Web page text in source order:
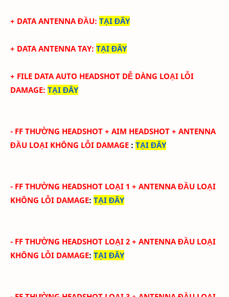
+ DATA ANTENNA ĐẦU: TẠI ĐÂY
+ DATA ANTENNA TAY: TẠI ĐÂY
+ FILE DATA AUTO HEADSHOT DỄ DÀNG LOẠI LỖI
DAMAGE: TẠI ĐÂY
- FF THƯỜNG HEADSHOT + AIM HEADSHOT + ANTENNA
ĐẦU LOẠI KHÔNG LỖI DAMAGE : TẠI ĐÂY
- FF THƯỜNG HEADSHOT LOẠI 1 + ANTENNA ĐẦU LOẠI
KHÔNG LỖI DAMAGE: TẠI ĐÂY
- FF THƯỜNG HEADSHOT LOẠI 2 + ANTENNA ĐẦU LOẠI
KHÔNG LỖI DAMAGE: TẠI ĐÂY